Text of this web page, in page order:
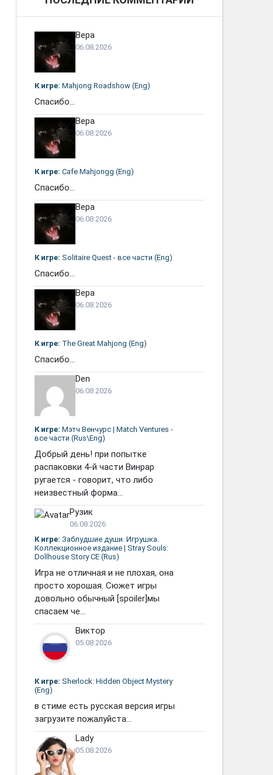
Вера
06.08.2026
К игре: Mahjong Roadshow (Eng)
Спасибо...
Вера
06.08.2026
К игре: Cafe Mahjongg (Eng)
Спасибо...
Вера
06.08.2026
К игре: Solitaire Quest - все части (Eng)
Спасибо...
Вера
06.08.2026
К игре: The Great Mahjong (Eng)
Спасибо...
Den
06.08.2026
К игре: Мэтч Венчурс | Match Ventures -
все части (Rus\Eng)
Добрый день! при попытке
распаковки 4-й части Винрар
ругается - говорит, что либо
неизвестный форма...
Рузик
06.08.2026
К игре: Заблудшие души. Игрушка.
Коллекционное издание | Stray Souls:
Dollhouse Story CE (Rus)
Игра не отличная и не плохая, она
просто хорошая. Сюжет игры
довольно обычный [spoiler]мы
спасаем че...
Виктор
05.08.2026
К игре: Sherlock: Hidden Object Mystery
(Eng)
в стиме есть русская версия игры
загрузите пожалуйста...
Lady
05.08.2026